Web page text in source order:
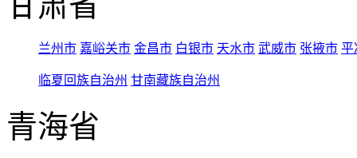
兰州市 嘉峪关市 金昌市 白银市 天水市 武威市 张掖市 平
临夏回族自治州 甘南藏族自治州
青海省